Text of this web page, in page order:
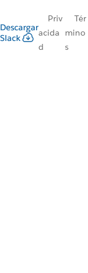
Descargar
Slack
Priv
acida
d
Tér
mino
s